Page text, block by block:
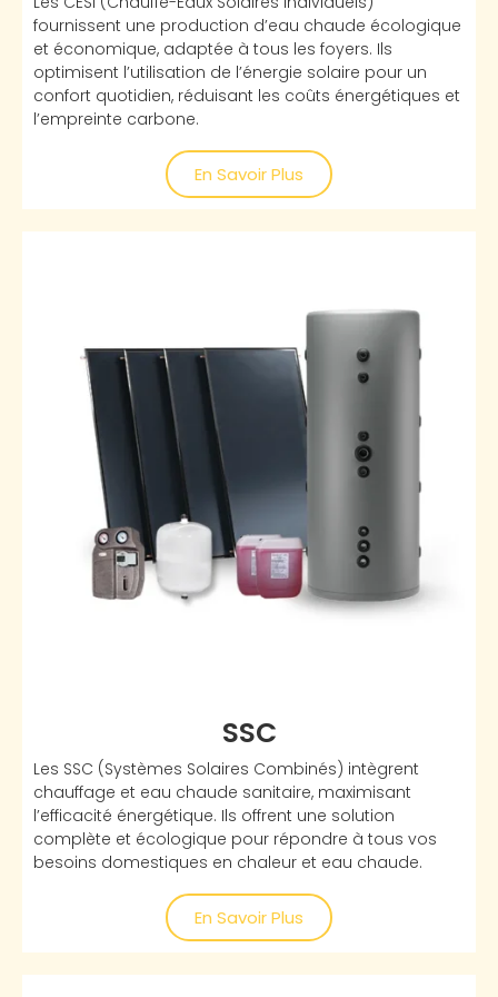
fournissent une production d’eau chaude écologique
et économique, adaptée à tous les foyers. Ils
optimisent l’utilisation de l’énergie solaire pour un
confort quotidien, réduisant les coûts énergétiques et
l’empreinte carbone.
En Savoir Plus
SSC
Les SSC (Systèmes Solaires Combinés) intègrent
chauffage et eau chaude sanitaire, maximisant
l’efficacité énergétique. Ils offrent une solution
complète et écologique pour répondre à tous vos
besoins domestiques en chaleur et eau chaude.
En Savoir Plus